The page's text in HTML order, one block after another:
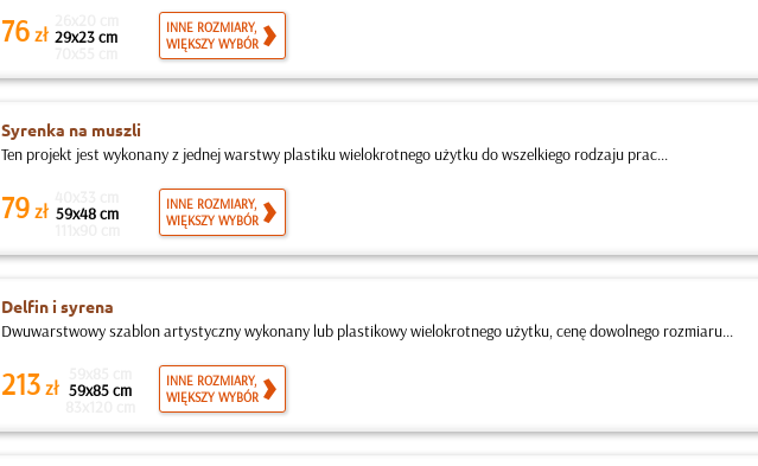
76zł 29x23 cm
INNE ROZMIARY,
WIĘKSZY WYBÓR
Syrenka na muszli
Ten projekt jest wykonany z jednej warstwy plastiku wielokrotnego użytku do wszelkiego rodzaju prac...
79zł 59x48 cm
INNE ROZMIARY,
WIĘKSZY WYBÓR
Delfin i syrena
Dwuwarstwowy szablon artystyczny wykonany lub plastikowy wielokrotnego użytku, cenę dowolnego rozmiaru...
213zł 59x85 cm
INNE ROZMIARY,
WIĘKSZY WYBÓR